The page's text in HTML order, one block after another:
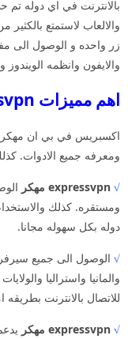
بالانترنت في اي دوله تم
والالعاب لاستمتع
زر واحده و الوصول الى
والايفون وانظمه
اهم مميزات expressvpn مهكر 2025 اخر اصدار
اكسبريس في بي ان مهكر
ومعرفه جميع الادوات.
√ expressvpn مهكر
ومستقره. كذلك
دوله بكل سهوله مجانا.
√ الوصول الى جميع
والمانيا واستراليا
للاتصال بالانترنت بطريقه
√ expressvpn مهكر